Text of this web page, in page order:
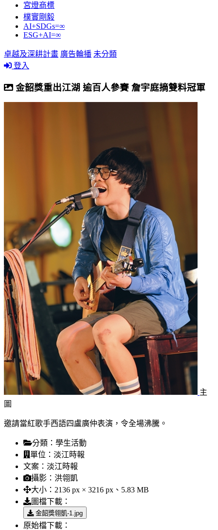
宮燈商標
樸實剛毅
AI+SDGs=∞
ESG+AI=∞
卓越及深耕計畫 廣告輪播 未分類
登入
金韶獎重出江湖 逾百人參賽 詹宇庭摘雙料冠軍
主
圖
邀請當紅歌手西語四盧廣仲表演，令全場沸騰。
分類： 學生活動
單位： 淡江時報
文案： 淡江時報
攝影： 洪翎凱
大小： 2136 px × 3216 px、5.83 MB
圖檔下載：
金韶獎翎凱-1.jpg
原始檔下載：